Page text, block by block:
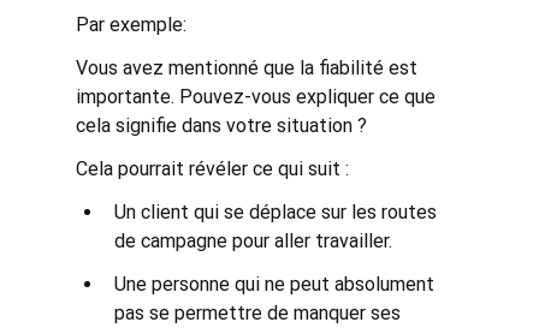
Par exemple:
Vous avez mentionné que la fiabilité est
importante. Pouvez-vous expliquer ce que
cela signifie dans votre situation ?
Cela pourrait révéler ce qui suit :
Un client qui se déplace sur les routes
de campagne pour aller travailler.
Une personne qui ne peut absolument
pas se permettre de manquer ses